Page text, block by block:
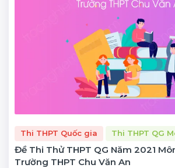
Thi THPT Quốc gia Thi THPT QG
Đề Thi Thử THPT QG Năm 2021
Trường THPT Chu Văn An